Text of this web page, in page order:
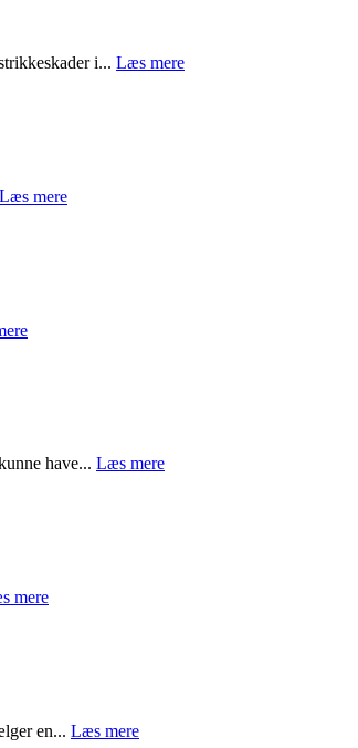
i... Læs mere
Læs mere
have... Læs mere
mere
en... Læs mere